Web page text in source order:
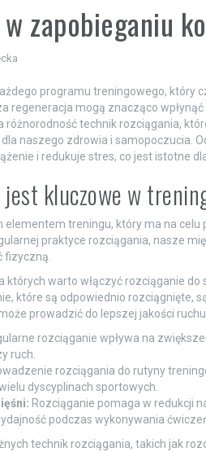
zapobieganiu
programu treningowego, który
regeneracja mogą znacząco
różnorodność technik rozciągania,
naszego zdrowia i samopoczucia.
i redukuje stres, co jest istotne
jest kluczowe w
elementem treningu, który ma na
praktyce rozciągania, nasze
fizyczną.
których warto włączyć rozciąganie
które są odpowiednio rozciągnięte,
prowadzić do lepszej jakości
rozciąganie wpływa na
ruch.
rozciągania do rutyny
dyscyplinach sportowych.
Rozciąganie pomaga w redukcji
podczas wykonywania
technik rozciągania, takich jak